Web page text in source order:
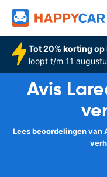
Tot 20% korting
loopt t/m 11
Avis
Lees beoordelingen van